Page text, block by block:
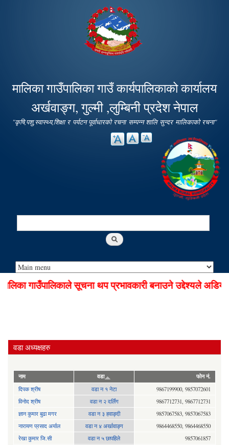
main
content
मालिका गाउँपालिका गाउँ कार्यपालिकाको कार्यालय
अर्खवाङ्ग, गुल्मी ,लुम्बिनी प्रदेश नेपाल
"कृषि,पशु,स्वास्थ्य,शिक्षा र पर्यटन पूर्वाधारको रचना सम्पन्न शालि सुन्दर मालिकाको रचना"
Search
गाउँपालिकाले सूचना थप प्रभावकारी बनाउने उद्देश्यले अडियो
वडा अध्यक्षहरु
नाम वडा फोन नं.
दिपक श्रीष वडा न १ नेटा
9867199900, 9857072601
विनोद श्रीष
वडा न २ दर्लिंग
9867712731, 9867712731
ज्ञान कुमार बुढा मगर
वडा न ३ हवाङ्दी
9857067583, 9857067583
नारायण प्रसाद अर्याल
वडा न‍ ४ अर्खावाङ्ग
9864468550, 9864468550
रेखा कुमार जि.सी
वडा न ५ छापहिले
9857061857